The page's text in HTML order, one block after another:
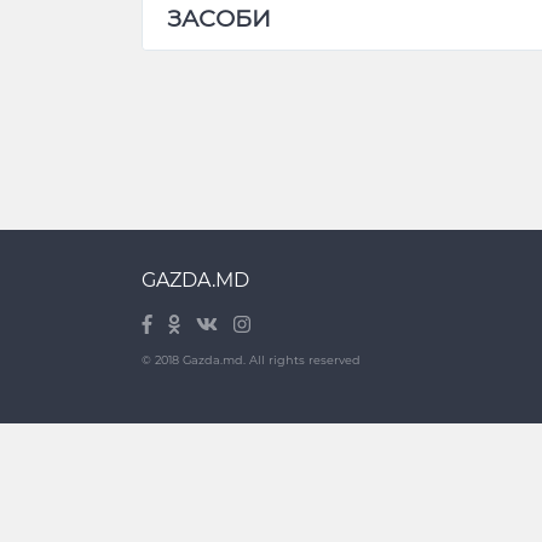
ЗАСОБИ
GAZDA.MD
© 2018 Gazda.md. All rights reserved